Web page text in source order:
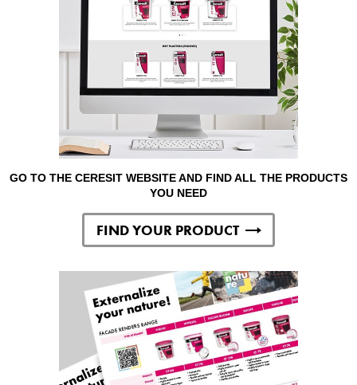
GO TO THE CERESIT WEBSITE AND FIND ALL THE PRODUCTS
YOU NEED
FIND YOUR PRODUCT